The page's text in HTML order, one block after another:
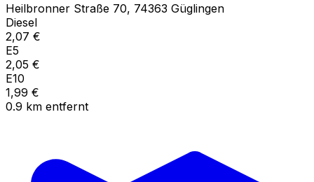
Heilbronner Straße 70, 74363 Güglingen
Diesel
2,07 €
E5
2,05 €
E10
1,99 €
0.9 km entfernt